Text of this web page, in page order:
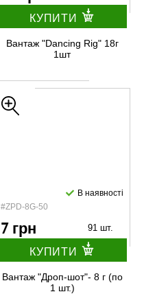
КУПИТИ
Вантаж "Dancing Rig" 18г
1шт
#ZPD-8G-50
В наявності
7 грн 91 шт.
КУПИТИ
Вантаж "Дроп-шот"- 8 г (по
1 шт.)